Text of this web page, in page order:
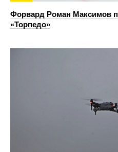
Форвард Роман Максимов
«Торпедо»